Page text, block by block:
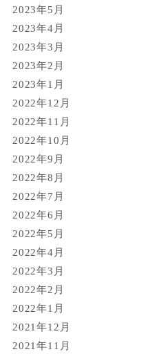
2023年5月
2023年4月
2023年3月
2023年2月
2023年1月
2022年12月
2022年11月
2022年10月
2022年9月
2022年8月
2022年7月
2022年6月
2022年5月
2022年4月
2022年3月
2022年2月
2022年1月
2021年12月
2021年11月